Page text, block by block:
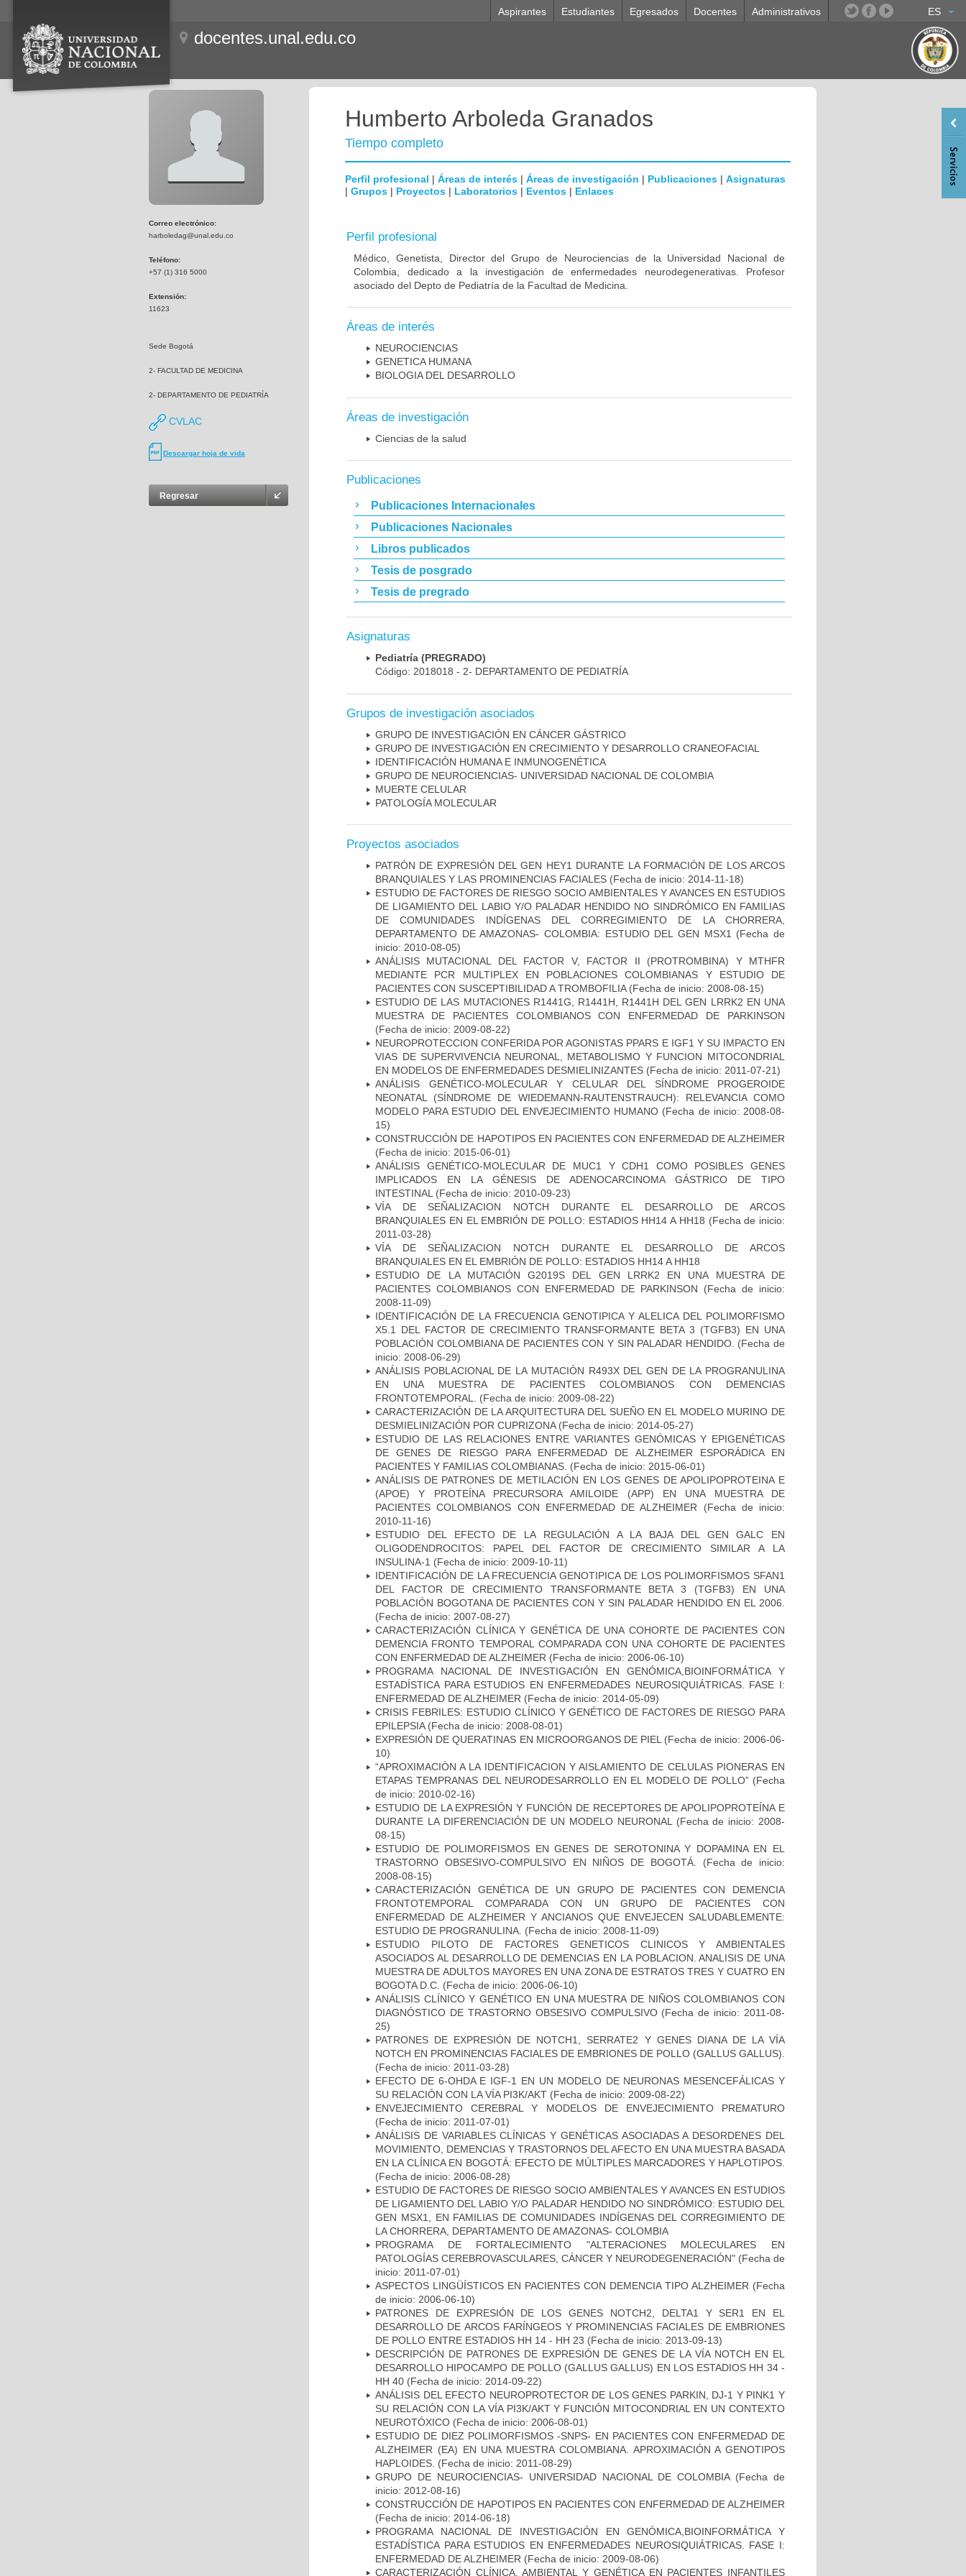
ES
Aspirantes Estudiantes Egresados Docentes Administrativos
docentes.unal.edu.co
Correo electrónico:
harboledag@unal.edu.co
Teléfono:
+57 (1) 316 5000
Extensión:
11623
Sede Bogotá
2- FACULTAD DE MEDICINA
2- DEPARTAMENTO DE PEDIATRÍA
CVLAC
Descargar hoja de vida
Regresar
Humberto Arboleda Granados
Tiempo completo
Perfil profesional | Áreas de interés | Áreas de investigación | Publicaciones | Asignaturas
| Grupos | Proyectos | Laboratorios | Eventos | Enlaces
Perfil profesional
Médico, Genetista, Director del Grupo de Neurociencias de la Universidad Nacional de
Colombia, dedicado a la investigación de enfermedades neurodegenerativas. Profesor
asociado del Depto de Pediatría de la Facultad de Medicina.
Áreas de interés
NEUROCIENCIAS
GENETICA HUMANA
BIOLOGIA DEL DESARROLLO
Áreas de investigación
Ciencias de la salud
Publicaciones
Publicaciones Internacionales
Publicaciones Nacionales
Libros publicados
Tesis de posgrado
Tesis de pregrado
Asignaturas
Pediatría (PREGRADO)
Código: 2018018 - 2- DEPARTAMENTO DE PEDIATRÍA
Grupos de investigación asociados
GRUPO DE INVESTIGACIÓN EN CÁNCER GÁSTRICO
GRUPO DE INVESTIGACIÓN EN CRECIMIENTO Y DESARROLLO CRANEOFACIAL
IDENTIFICACIÓN HUMANA E INMUNOGENÉTICA
GRUPO DE NEUROCIENCIAS- UNIVERSIDAD NACIONAL DE COLOMBIA
MUERTE CELULAR
PATOLOGÍA MOLECULAR
Proyectos asociados
PATRÓN DE EXPRESIÓN DEL GEN HEY1 DURANTE LA FORMACIÓN DE LOS ARCOS
BRANQUIALES Y LAS PROMINENCIAS FACIALES (Fecha de inicio: 2014-11-18)
ESTUDIO DE FACTORES DE RIESGO SOCIO AMBIENTALES Y AVANCES EN ESTUDIOS
DE LIGAMIENTO DEL LABIO Y/O PALADAR HENDIDO NO SINDRÓMICO EN FAMILIAS
DE COMUNIDADES INDÍGENAS DEL CORREGIMIENTO DE LA CHORRERA,
DEPARTAMENTO DE AMAZONAS- COLOMBIA: ESTUDIO DEL GEN MSX1
(Fecha de
inicio: 2010-08-05)
ANÁLISIS MUTACIONAL DEL FACTOR V, FACTOR II (PROTROMBINA) Y MTHFR
MEDIANTE PCR MULTIPLEX EN POBLACIONES COLOMBIANAS Y ESTUDIO DE
PACIENTES CON SUSCEPTIBILIDAD A TROMBOFILIA(Fecha de inicio: 2008-08-15)
ESTUDIO DE LAS MUTACIONES R1441G, R1441H, R1441H DEL GEN LRRK2 EN UNA
MUESTRA DE PACIENTES COLOMBIANOS CON ENFERMEDAD DE PARKINSON
(Fecha de inicio: 2009-08-22)
NEUROPROTECCION CONFERIDA POR AGONISTAS PPARS E IGF1 Y SU IMPACTO EN
VIAS DE SUPERVIVENCIA NEURONAL, METABOLISMO Y FUNCION MITOCONDRIAL
EN MODELOS DE ENFERMEDADES DESMIELINIZANTES (Fecha de inicio: 2011-07-21)
ANÁLISIS GENÉTICO-MOLECULAR Y CELULAR DEL SÍNDROME PROGEROIDE
NEONATAL (SÍNDROME DE WIEDEMANN-RAUTENSTRAUCH): RELEVANCIA COMO
MODELO PARA ESTUDIO DEL ENVEJECIMIENTO HUMANO (Fecha de inicio: 2008-08-
15)
CONSTRUCCIÓN DE HAPOTIPOS EN PACIENTES CON ENFERMEDAD DE ALZHEIMER
(Fecha de inicio: 2015-06-01)
ANÁLISIS GENÉTICO-MOLECULAR DE MUC1 Y CDH1 COMO POSIBLES GENES
IMPLICADOS EN LA GÉNESIS DE ADENOCARCINOMA GÁSTRICO DE TIPO
INTESTINAL (Fecha de inicio: 2010-09-23)
VÍA DE SEÑALIZACION NOTCH DURANTE EL DESARROLLO DE ARCOS
BRANQUIALES EN EL EMBRIÓN DE POLLO: ESTADIOS HH14 A HH18 (Fecha de inicio:
2011-03-28)
VÍA DE SEÑALIZACION NOTCH DURANTE EL DESARROLLO DE ARCOS
BRANQUIALES EN EL EMBRIÓN DE POLLO: ESTADIOS HH14 A HH18
ESTUDIO DE LA MUTACIÓN G2019S DEL GEN LRRK2 EN UNA MUESTRA DE
PACIENTES COLOMBIANOS CON ENFERMEDAD DE PARKINSON (Fecha de inicio:
2008-11-09)
IDENTIFICACIÓN DE LA FRECUENCIA GENOTIPICA Y ALELICA DEL POLIMORFISMO
X5.1 DEL FACTOR DE CRECIMIENTO TRANSFORMANTE BETA 3 (TGFB3) EN UNA
POBLACIÓN COLOMBIANA DE PACIENTES CON Y SIN PALADAR HENDIDO. (Fecha de
inicio: 2008-06-29)
ANÁLISIS POBLACIONAL DE LA MUTACIÓN R493X DEL GEN DE LA PROGRANULINA
EN UNA MUESTRA DE PACIENTES COLOMBIANOS CON DEMENCIAS
FRONTOTEMPORAL.
(Fecha de inicio: 2009-08-22)
CARACTERIZACIÓN DE LA ARQUITECTURA DEL SUEÑO EN EL MODELO MURINO DE
DESMIELINIZACIÓN POR CUPRIZONA(Fecha de inicio: 2014-05-27)
ESTUDIO DE LAS RELACIONES ENTRE VARIANTES GENÓMICAS Y EPIGENÉTICAS
DE GENES DE RIESGO PARA ENFERMEDAD DE ALZHEIMER ESPORÁDICA EN
PACIENTES Y FAMILIAS COLOMBIANAS. (Fecha de inicio: 2015-06-01)
ANÁLISIS DE PATRONES DE METILACIÓN EN LOS GENES DE APOLIPOPROTEINA E
(APOE) Y PROTEÍNA PRECURSORA AMILOIDE (APP) EN UNA MUESTRA DE
PACIENTES COLOMBIANOS CON ENFERMEDAD DE ALZHEIMER (Fecha de inicio:
2010-11-16)
ESTUDIO DEL EFECTO DE LA REGULACIÓN A LA BAJA DEL GEN GALC EN
OLIGODENDROCITOS: PAPEL DEL FACTOR DE CRECIMIENTO SIMILAR A LA
INSULINA-1 (Fecha de inicio: 2009-10-11)
IDENTIFICACIÓN DE LA FRECUENCIA GENOTIPICA DE LOS POLIMORFISMOS SFAN1
DEL FACTOR DE CRECIMIENTO TRANSFORMANTE BETA 3 (TGFB3) EN UNA
POBLACIÓN BOGOTANA DE PACIENTES CON Y SIN PALADAR HENDIDO EN EL 2006.
(Fecha de inicio: 2007-08-27)
CARACTERIZACIÓN CLÍNICA Y GENÉTICA DE UNA COHORTE DE PACIENTES CON
DEMENCIA FRONTO TEMPORAL COMPARADA CON UNA COHORTE DE PACIENTES
CON ENFERMEDAD DE ALZHEIMER (Fecha de inicio: 2006-06-10)
PROGRAMA NACIONAL DE INVESTIGACIÓN EN GENÓMICA,BIOINFORMÁTICA Y
ESTADÍSTICA PARA ESTUDIOS EN ENFERMEDADES NEUROSIQUIÁTRICAS. FASE I:
ENFERMEDAD DE ALZHEIMER (Fecha de inicio: 2014-05-09)
CRISIS FEBRILES: ESTUDIO CLÍNICO Y GENÉTICO DE FACTORES DE RIESGO PARA
EPILEPSIA(Fecha de inicio: 2008-08-01)
EXPRESIÓN DE QUERATINAS EN MICROORGANOS DE PIEL (Fecha de inicio: 2006-06-
10)
“APROXIMACIÒN A LA IDENTIFICACION Y AISLAMIENTO DE CELULAS PIONERAS EN
ETAPAS TEMPRANAS DEL NEURODESARROLLO EN EL MODELO DE POLLO”(Fecha
de inicio: 2010-02-16)
ESTUDIO DE LA EXPRESIÓN Y FUNCIÓN DE RECEPTORES DE APOLIPOPROTEÍNA E
DURANTE LA DIFERENCIACIÓN DE UN MODELO NEURONAL
(Fecha de inicio: 2008-
08-15)
ESTUDIO DE POLIMORFISMOS EN GENES DE SEROTONINA Y DOPAMINA EN EL
TRASTORNO OBSESIVO-COMPULSIVO EN NIÑOS DE BOGOTÁ.
(Fecha de inicio:
2008-08-15)
CARACTERIZACIÓN GENÉTICA DE UN GRUPO DE PACIENTES CON DEMENCIA
FRONTOTEMPORAL COMPARADA CON UN GRUPO DE PACIENTES CON
ENFERMEDAD DE ALZHEIMER Y ANCIANOS QUE ENVEJECEN SALUDABLEMENTE:
ESTUDIO DE PROGRANULINA. (Fecha de inicio: 2008-11-09)
ESTUDIO PILOTO DE FACTORES GENETICOS CLINICOS Y AMBIENTALES
ASOCIADOS AL DESARROLLO DE DEMENCIAS EN LA POBLACION. ANALISIS DE UNA
MUESTRA DE ADULTOS MAYORES EN UNA ZONA DE ESTRATOS TRES Y CUATRO EN
BOGOTA D.C. (Fecha de inicio: 2006-06-10)
ANÁLISIS CLÍNICO Y GENÉTICO EN UNA MUESTRA DE NIÑOS COLOMBIANOS CON
DIAGNÓSTICO DE TRASTORNO OBSESIVO COMPULSIVO(Fecha de inicio: 2011-08-
25)
PATRONES DE EXPRESIÓN DE NOTCH1, SERRATE2 Y GENES DIANA DE LA VÍA
NOTCH EN PROMINENCIAS FACIALES DE EMBRIONES DE POLLO (GALLUS GALLUS).
(Fecha de inicio: 2011-03-28)
EFECTO DE 6-OHDA E IGF-1 EN UN MODELO DE NEURONAS MESENCEFÁLICAS Y
SU RELACIÓN CON LA VÍA PI3K/AKT (Fecha de inicio: 2009-08-22)
ENVEJECIMIENTO CEREBRAL Y MODELOS DE ENVEJECIMIENTO PREMATURO
(Fecha de inicio: 2011-07-01)
ANÁLISIS DE VARIABLES CLÍNICAS Y GENÉTICAS ASOCIADAS A DESORDENES DEL
MOVIMIENTO, DEMENCIAS Y TRASTORNOS DEL AFECTO EN UNA MUESTRA BASADA
EN LA CLÍNICA EN BOGOTÁ: EFECTO DE MÚLTIPLES MARCADORES Y HAPLOTIPOS.
(Fecha de inicio: 2006-08-28)
ESTUDIO DE FACTORES DE RIESGO SOCIO AMBIENTALES Y AVANCES EN ESTUDIOS
DE LIGAMIENTO DEL LABIO Y/O PALADAR HENDIDO NO SINDRÓMICO: ESTUDIO DEL
GEN MSX1, EN FAMILIAS DE COMUNIDADES INDÍGENAS DEL CORREGIMIENTO DE
LA CHORRERA, DEPARTAMENTO DE AMAZONAS- COLOMBIA
PROGRAMA DE FORTALECIMIENTO "ALTERACIONES MOLECULARES EN
PATOLOGÍAS CEREBROVASCULARES, CÁNCER Y NEURODEGENERACIÓN" (Fecha de
inicio: 2011-07-01)
ASPECTOS LINGÜÍSTICOS EN PACIENTES CON DEMENCIA TIPO ALZHEIMER (Fecha
de inicio: 2006-06-10)
PATRONES DE EXPRESIÓN DE LOS GENES NOTCH2, DELTA1 Y SER1 EN EL
DESARROLLO DE ARCOS FARÍNGEOS Y PROMINENCIAS FACIALES DE EMBRIONES
DE POLLO ENTRE ESTADIOS HH 14 - HH 23 (Fecha de inicio: 2013-09-13)
DESCRIPCIÓN DE PATRONES DE EXPRESIÓN DE GENES DE LA VÍA NOTCH EN EL
DESARROLLO HIPOCAMPO DE POLLO (GALLUS GALLUS) EN LOS ESTADIOS HH 34 -
HH 40 (Fecha de inicio: 2014-09-22)
ANÁLISIS DEL EFECTO NEUROPROTECTOR DE LOS GENES PARKIN, DJ-1 Y PINK1 Y
SU RELACIÓN CON LA VÍA PI3K/AKT Y FUNCIÓN MITOCONDRIAL EN UN CONTEXTO
NEUROTÓXICO (Fecha de inicio: 2006-08-01)
ESTUDIO DE DIEZ POLIMORFISMOS -SNPS- EN PACIENTES CON ENFERMEDAD DE
ALZHEIMER (EA) EN UNA MUESTRA COLOMBIANA. APROXIMACIÓN A GENOTIPOS
HAPLOIDES. (Fecha de inicio: 2011-08-29)
GRUPO DE NEUROCIENCIAS- UNIVERSIDAD NACIONAL DE COLOMBIA(Fecha de
inicio: 2012-08-16)
CONSTRUCCIÓN DE HAPOTIPOS EN PACIENTES CON ENFERMEDAD DE ALZHEIMER
(Fecha de inicio: 2014-06-18)
PROGRAMA NACIONAL DE INVESTIGACIÓN EN GENÓMICA,BIOINFORMÁTICA Y
ESTADÍSTICA PARA ESTUDIOS EN ENFERMEDADES NEUROSIQUIÁTRICAS. FASE I:
ENFERMEDAD DE ALZHEIMER (Fecha de inicio: 2009-08-06)
CARACTERIZACIÓN CLÍNICA, AMBIENTAL Y GENÉTICA EN PACIENTES INFANTILES